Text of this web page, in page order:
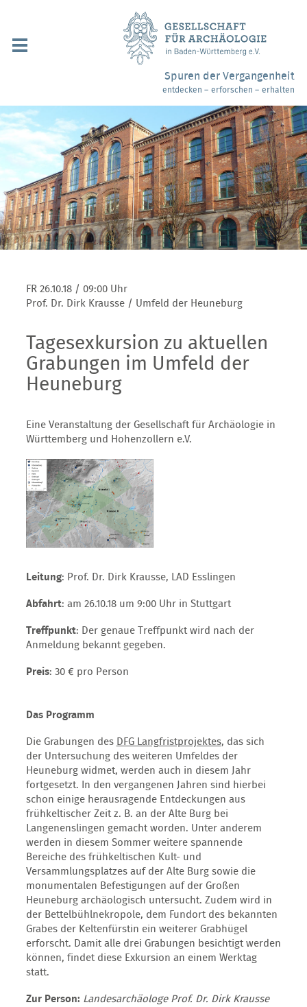
Über uns / Mitgliedschaft
Partner / Links
Archäologiemuseen
Webshop
Kontakt
Spuren der Vergangenheit
entdecken – erforschen – erhalten
FR 26.10.18/ 09:00 Uhr
Prof. Dr. Dirk Krausse / Umfeld der Heuneburg
Tagesexkursion zu aktuellen
Grabungen im Umfeld der
Heuneburg
Eine Veranstaltung der Gesellschaft für Archäologie in
Württemberg und Hohenzollern e.V.
Leitung: Prof. Dr. Dirk Krausse, LAD Esslingen
Abfahrt: am 26.10.18 um 9:00 Uhr in Stuttgart
Treffpunkt: Der genaue Treffpunkt wird nach der
Anmeldung bekannt gegeben.
Preis: 30 € pro Person
Das Programm
Die Grabungen des DFG Langfristprojektes, das sich
der Untersuchung des weiteren Umfeldes der
Heuneburg widmet, werden auch in diesem Jahr
fortgesetzt. In den vergangenen Jahren sind hierbei
schon einige herausragende Entdeckungen aus
frühkeltischer Zeit z. B. an der Alte Burg bei
Langenenslingen gemacht worden. Unter anderem
werden in diesem Sommer weitere spannende
Bereiche des frühkeltischen Kult- und
Versammlungsplatzes auf der Alte Burg sowie die
monumentalen Befestigungen auf der Großen
Heuneburg archäologisch untersucht. Zudem wird in
der Bettelbühlnekropole, dem Fundort des bekannten
Grabes der Keltenfürstin ein weiterer Grabhügel
erforscht. Damit alle drei Grabungen besichtigt werden
können, findet diese Exkursion an einem Werktag
statt.
Zur Person: Landesarchäologe Prof. Dr. Dirk Krausse